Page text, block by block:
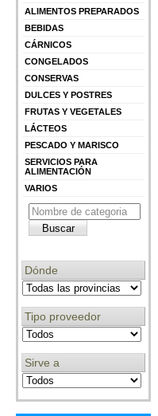
ALIMENTOS PREPARADOS
BEBIDAS
CÁRNICOS
CONGELADOS
CONSERVAS
DULCES Y POSTRES
FRUTAS Y VEGETALES
LÁCTEOS
PESCADO Y MARISCO
SERVICIOS PARA
ALIMENTACIÓN
VARIOS
Dónde
Tipo proveedor
Sirve a